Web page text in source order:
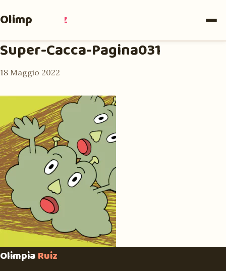
Olimpia Ruiz
Super-Cacca-Pagina031
18 Maggio 2022
OlimpiaRuiz